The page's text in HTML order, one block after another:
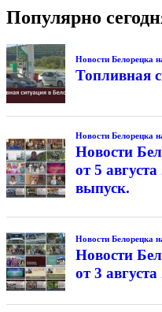
Популярно
Новости Белорецка
Топливная
Новости Белорецка
Новости
от 5
выпуск.
Новости Белорецка
Новости
от 3